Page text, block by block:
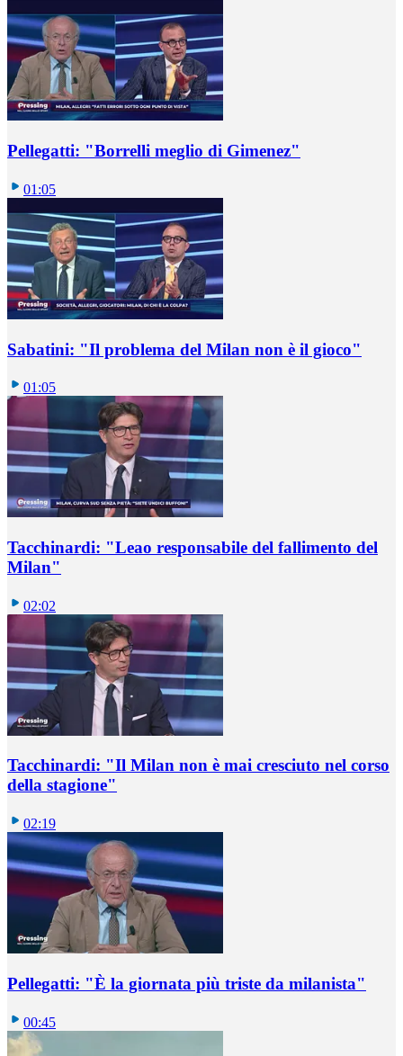
Pellegatti: "Borrelli meglio di Gimenez"
01:05
Sabatini: "Il problema del Milan non è il gioco"
01:05
Tacchinardi: "Leao responsabile del fallimento del
Milan"
02:02
Tacchinardi: "Il Milan non è mai cresciuto nel corso
della stagione"
02:19
Pellegatti: "È la giornata più triste da milanista"
00:45